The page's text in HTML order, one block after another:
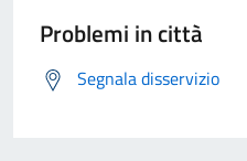
Problemi in città
Segnala disservizio